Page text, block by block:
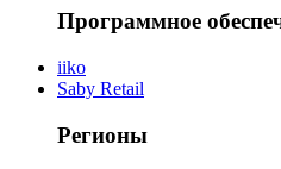
Программное
iiko
Saby Retail
Регионы